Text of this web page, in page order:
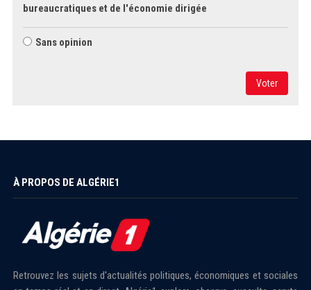
bureaucratiques et de l'économie dirigée
Sans opinion
Voter
À PROPOS DE ALGÉRIE1
Retrouvez les sujets d'actualités politiques, économiques et sociales